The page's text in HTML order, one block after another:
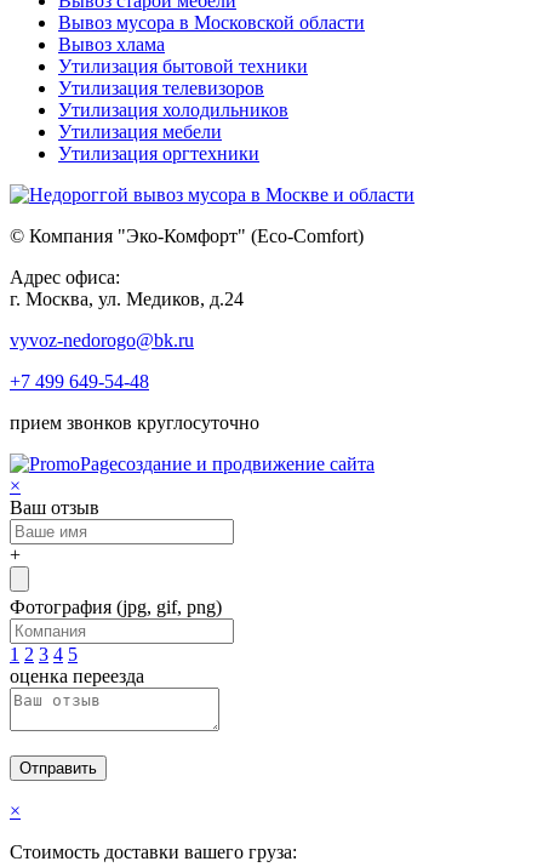
Вывоз мусора в Московской области
Вывоз хлама
Утилизация бытовой техники
Утилизация телевизоров
Утилизация холодильников
Утилизация мебели
Утилизация оргтехники
© Компания "Эко-Комфорт" (Eco-Comfort)
Адрес офиса:
г. Москва, ул. Медиков, д.24
vyvoz-nedorogo@bk.ru
+7 499 649-54-48
прием звонков круглосуточно
создание и продвижение сайта
×
Ваш отзыв
+
Фотография (jpg, gif, png)
1 2 3 4 5
оценка переезда
Отправить
×
Стоимость доставки вашего груза: